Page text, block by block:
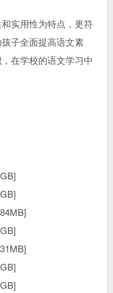
实用性为特点，更符
子全面提高语文素
在学校的语文学习中